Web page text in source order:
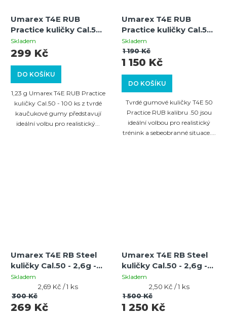
Umarex T4E RUB
Practice kuličky Cal.50
- 1,23g - 100 ks
Skladem
DO KOŠÍKU
299 Kč
1,23 g Umarex T4E RUB Practice
kuličky Cal.50 - 100 ks z tvrdé
kaučukové gumy představují
ideální volbu pro realistický...
Umarex T4E RUB
Practice kuličky Cal.50
- 1,23g - 500 ks
Skladem
DO KOŠÍKU
1 150 Kč
1 190 Kč
Tvrdé gumové kuličky T4E 50
Practice RUB kalibru .50 jsou
ideální volbou pro realistický
trénink a sebeobranné situace....
Umarex T4E RB Steel
kuličky Cal.50 - 2,6g -
100 ks
Skladem
269 Kč
300 Kč
Měrná
2,69 Kč / 1 ks
Umarex T4E RB Steel
kuličky Cal.50 - 2,6g -
500 ks
Skladem
1 250 Kč
1 500 Kč
Měrná
cena:
2,50 Kč / 1 ks